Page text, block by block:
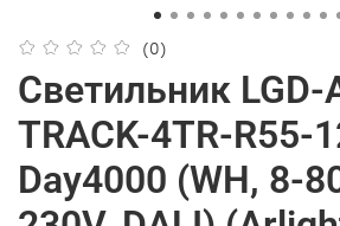
(0)
Светильник LGD-
TRACK-4TR-R55-
Day4000 (WH, 8-